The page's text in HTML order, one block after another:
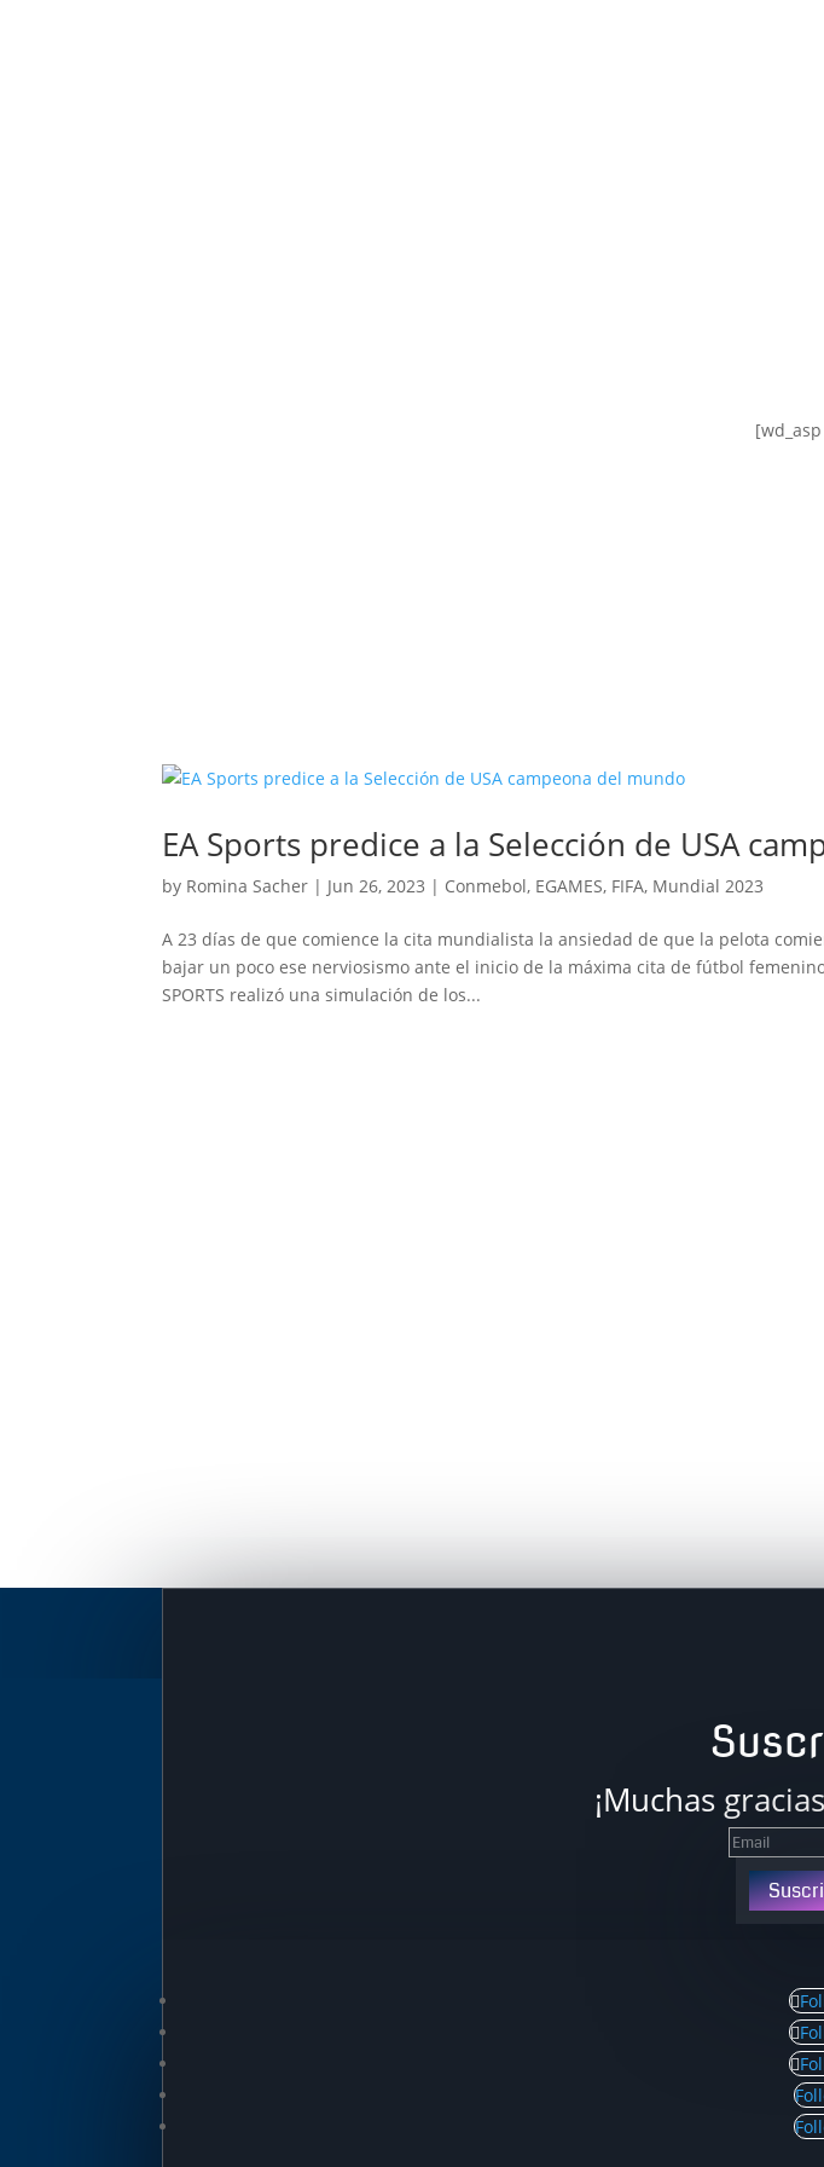
EA Sports predice a la Selección de USA
by Romina Sacher | Jun 26, 2023 | Conmebol, EGAMES, FIFA, Mundial 2023
A 23 días de que comience la cita mundialista la ansiedad de que la pelota
bajar un poco ese nerviosismo ante el inicio de la máxima cita de fútbol
SPORTS realizó una simulación de los...
¡Muchas